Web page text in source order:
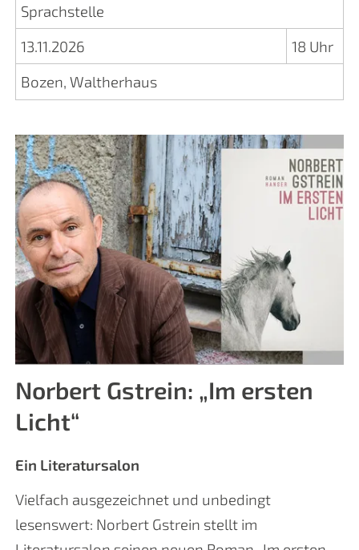
Sprachstelle
13.11.2026
18 Uhr
Bozen, Waltherhaus
Norbert Gstrein: „Im ersten
Licht“
Ein Literatursalon
Vielfach ausgezeichnet und unbedingt
lesenswert: Norbert Gstrein stellt im